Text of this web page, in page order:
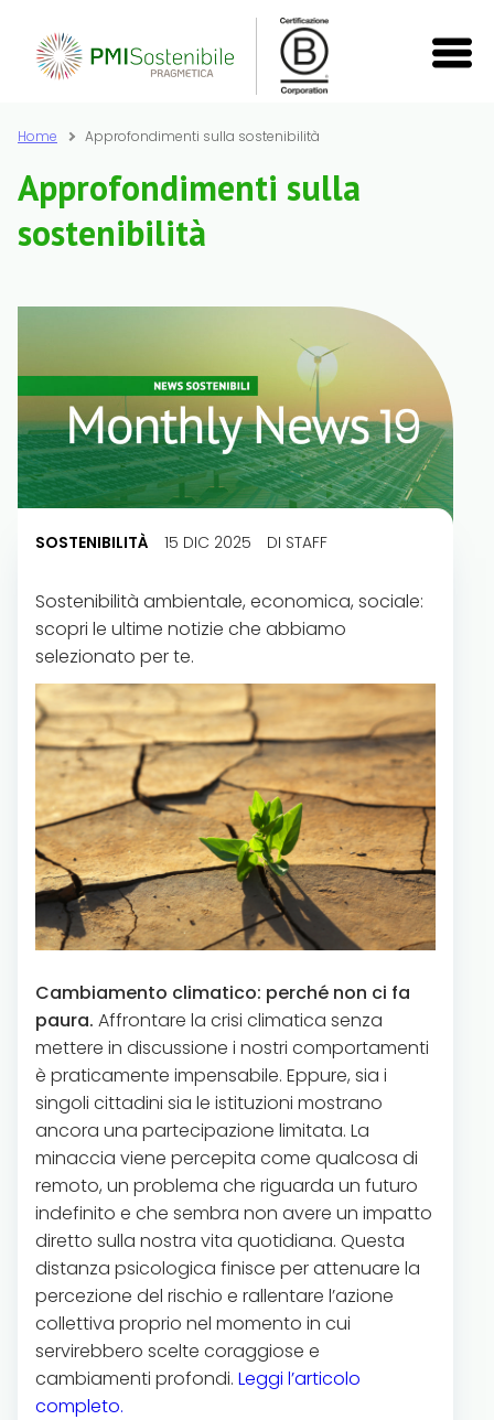
Home Approfondimenti sulla sostenibilità
Approfondimenti sulla
sostenibilità
SOSTENIBILITÀ 15 DIC 2025 DI STAFF
Sostenibilità ambientale, economica, sociale:
scopri le ultime notizie che abbiamo
selezionato per te.
Cambiamento climatico: perché non ci fa
paura. Affrontare la crisi climatica senza
mettere in discussione i nostri comportamenti
è praticamente impensabile. Eppure, sia i
singoli cittadini sia le istituzioni mostrano
ancora una partecipazione limitata. La
minaccia viene percepita come qualcosa di
remoto, un problema che riguarda un futuro
indefinito e che sembra non avere un impatto
diretto sulla nostra vita quotidiana. Questa
distanza psicologica finisce per attenuare la
percezione del rischio e rallentare l’azione
collettiva proprio nel momento in cui
servirebbero scelte coraggiose e
cambiamenti profondi. Leggi l’articolo
completo.